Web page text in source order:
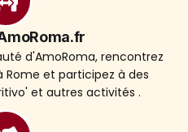
d'AmoRoma, rencontrez
et participez à des
et autres activités .